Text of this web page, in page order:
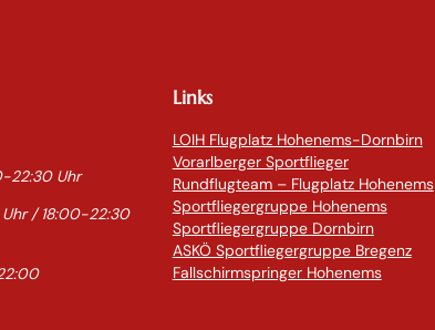
22:30Uhr
/ 18:00-22:30
Links
LOIH Flugplatz Hohenems-Dornbirn
Vorarlberger Sportflieger
Rundflugteam – Flugplatz Hohenems
Sportfliegergruppe Hohenems
Sportfliegergruppe Dornbirn
ASKÖ Sportfliegergruppe Bregenz
Fallschirmspringer Hohenems